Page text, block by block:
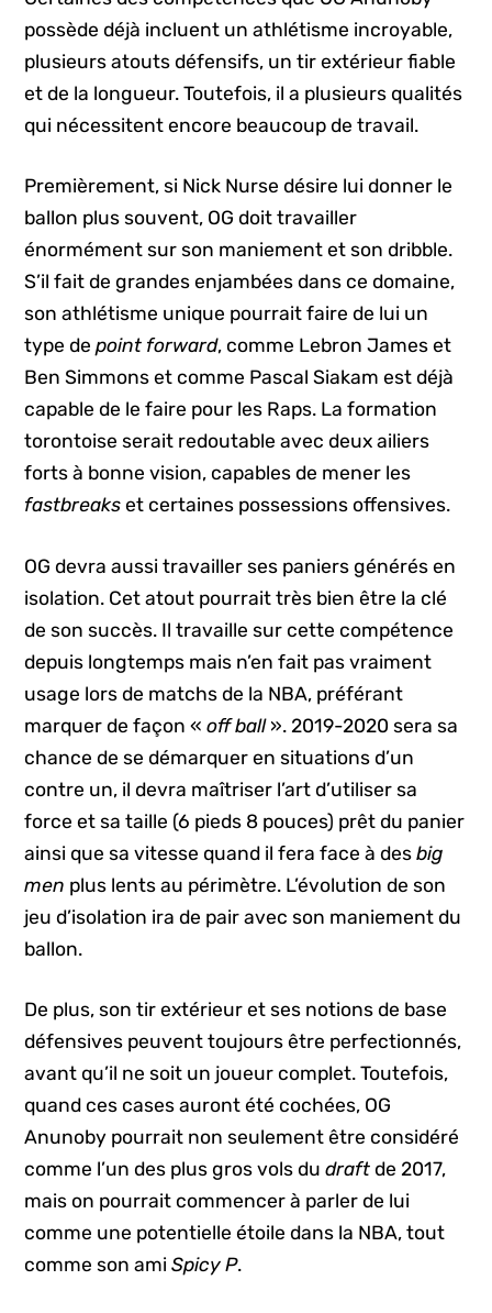
possède déjà incluent un athlétisme incroyable,
plusieurs atouts défensifs, un tir extérieur fiable
et de la longueur. Toutefois, il a plusieurs qualités
qui nécessitent encore beaucoup de travail.
Premièrement, si Nick Nurse désire lui donner le
ballon plus souvent, OG doit travailler
énormément sur son maniement et son dribble.
S’il fait de grandes enjambées dans ce domaine,
son athlétisme unique pourrait faire de lui un
type depoint forward, comme Lebron James et
Ben Simmons et comme Pascal Siakam est déjà
capable de le faire pour les Raps. La formation
torontoise serait redoutable avec deux ailiers
forts à bonne vision, capables de mener les
fastbreaks et certaines possessions offensives.
OG devra aussi travailler ses paniers générés en
isolation. Cet atout pourrait très bien être la clé
de son succès. Il travaille sur cette compétence
depuis longtemps mais n’en fait pas vraiment
usage lors de matchs de la NBA, préférant
marquer de façon «off ball». 2019-2020 sera sa
chance de se démarquer en situations d’un
contre un, il devra maîtriser l’art d’utiliser sa
force et sa taille (6 pieds 8 pouces) prêt du panier
ainsi que sa vitesse quand il fera face à desbig
men plus lents au périmètre. L’évolution de son
jeu d’isolation ira de pair avec son maniement du
ballon.
De plus, son tir extérieur et ses notions de base
défensives peuvent toujours être perfectionnés,
avant qu’il ne soit un joueur complet. Toutefois,
quand ces cases auront été cochées, OG
Anunoby pourrait non seulement être considéré
comme l’un des plus gros vols dudraftde 2017,
mais on pourrait commencer à parler de lui
comme une potentielle étoile dans la NBA, tout
comme son amiSpicy P.